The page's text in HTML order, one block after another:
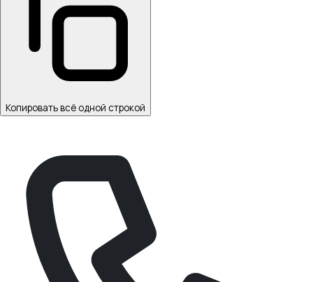
Копировать всё одной строкой